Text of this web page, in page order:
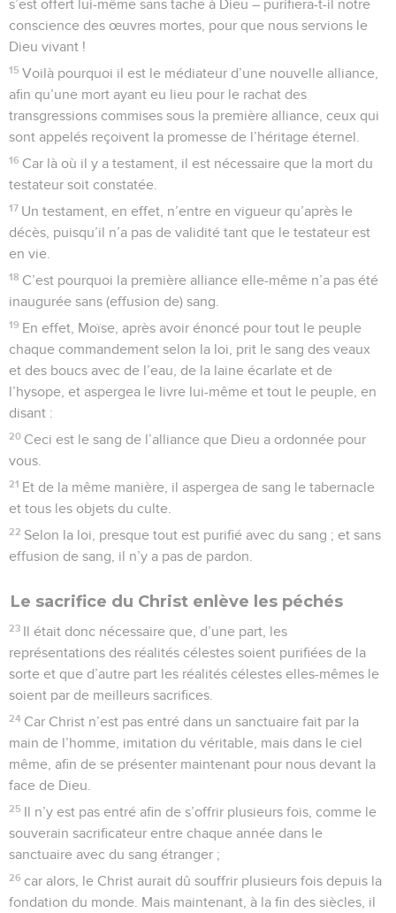
s’est offert lui-même sans tache à Dieu – purifiera-t-il notre
conscience des œuvres mortes, pour que nous servions le
Dieu vivant !
15 Voilà pourquoi il est le médiateur d’une nouvelle alliance,
afin qu’une mort ayant eu lieu pour le rachat des
transgressions commises sous la première alliance, ceux qui
sont appelés reçoivent la promesse de l’héritage éternel.
16 Car là où il y a testament, il est nécessaire que la mort du
testateur soit constatée.
17 Un testament, en effet, n’entre en vigueur qu’après le
décès, puisqu’il n’a pas de validité tant que le testateur est
en vie.
18 C’est pourquoi la première alliance elle-même n’a pas été
inaugurée sans (effusion de) sang.
19 En effet, Moïse, après avoir énoncé pour tout le peuple
chaque commandement selon la loi, prit le sang des veaux
et des boucs avec de l’eau, de la laine écarlate et de
l’hysope, et aspergea le livre lui-même et tout le peuple, en
disant :
20 Ceci est le sang de l’alliance que Dieu a ordonnée pour
vous.
21 Et de la même manière, il aspergea de sang le tabernacle
et tous les objets du culte.
22 Selon la loi, presque tout est purifié avec du sang ; et sans
effusion de sang, il n’y a pas de pardon.
Le sacrifice du Christ enlève les péchés
23 Il était donc nécessaire que, d’une part, les
représentations des réalités célestes soient purifiées de la
sorte et que d’autre part les réalités célestes elles-mêmes le
soient par de meilleurs sacrifices.
24 Car Christ n’est pas entré dans un sanctuaire fait par la
main de l’homme, imitation du véritable, mais dans le ciel
même, afin de se présenter maintenant pour nous devant la
face de Dieu.
25 Il n’y est pas entré afin de s’offrir plusieurs fois, comme le
souverain sacrificateur entre chaque année dans le
sanctuaire avec du sang étranger ;
26 car alors, le Christ aurait dû souffrir plusieurs fois depuis la
fondation du monde. Mais maintenant, à la fin des siècles, il